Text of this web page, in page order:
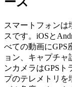
スマートフォンは
スです。iOSと
べての動画にGPS
ョン、キャプチャ
ンカメラはGPS
プのテレメトリを